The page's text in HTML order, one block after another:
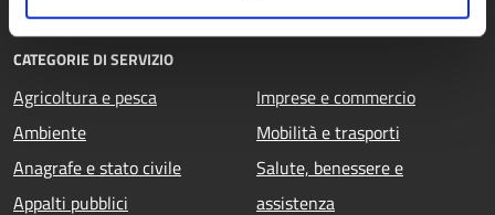
CATEGORIE DI SERVIZIO
Agricoltura e pesca
Ambiente
Anagrafe e stato civile
Appalti pubblici
Imprese e commercio
Mobilità e trasporti
Salute, benessere e
assistenza